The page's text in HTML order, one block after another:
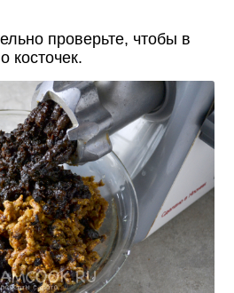
проверьте, чтобы в
косточек.